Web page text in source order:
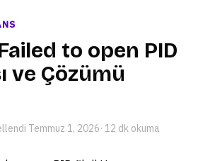
to open PID
ve Çözümü
Temmuz 1, 2026· 12 dk okuma